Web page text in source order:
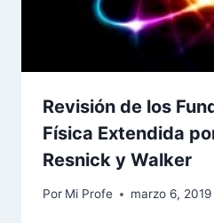
Revisión de los
Física Extendida
Resnick y Walker
Por Mi Profe marzo 6, 2019